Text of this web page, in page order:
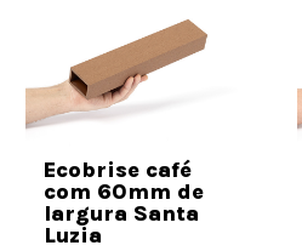
Ecobrise café
com 60mm de
largura Santa
Luzia